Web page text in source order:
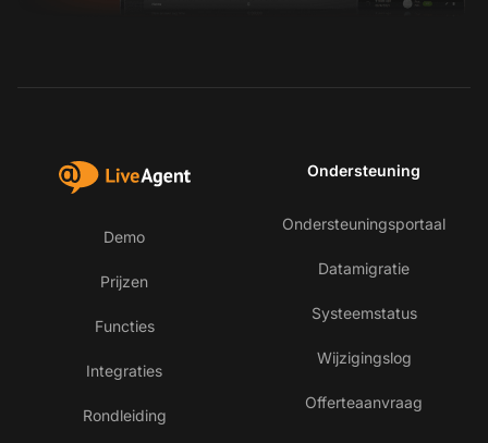
Demo
Prijzen
Functies
Integraties
Rondleiding
Ondersteuning
Ondersteuningsportaal
Datamigratie
Systeemstatus
Wijzigingslog
Offerteaanvraag